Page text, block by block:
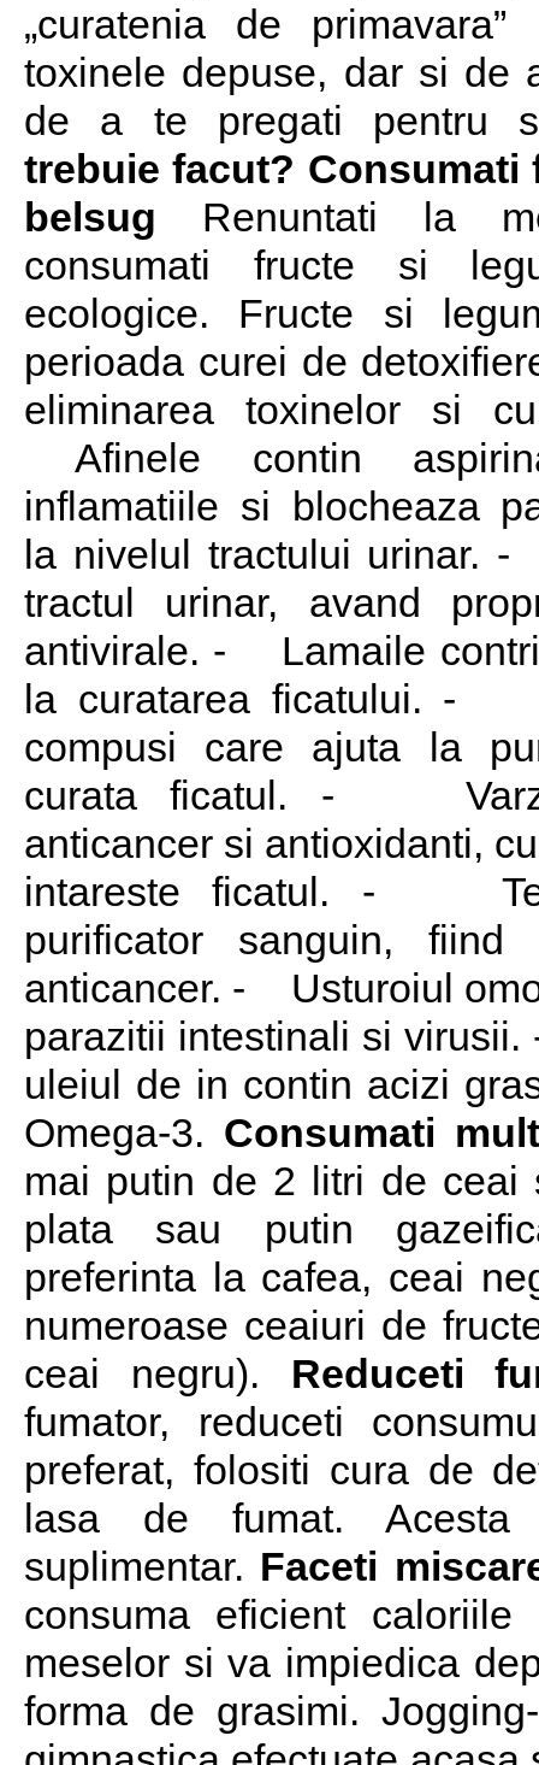
„curatenia de
toxinele depuse, dar si de
de a te pregati pentru
trebuie facut? Consumati
belsug Renuntati la
consumati fructe si
ecologice. Fructe si
perioada curei de
eliminarea toxinelor si
Afinele contin
inflamatiile si blocheaza
la nivelul tractului urinar.
tractul urinar, avand
antivirale. - Lamaile
la curatarea ficatului. -
compusi care ajuta la
curata ficatul. -
anticancer si antioxidanti,
intareste ficatul. -
purificator sanguin,
anticancer. - Usturoiul
parazitii intestinali si
uleiul de in contin acizi
Omega-3. Consumati
mai putin de 2 litri de ceai
plata sau putin
preferinta la cafea, ceai
numeroase ceaiuri de
ceai negru). Reduceti
fumator, reduceti
preferat, folositi cura de
lasa de fumat.
suplimentar. Faceti
consuma eficient
meselor si va impiedica
forma de grasimi.